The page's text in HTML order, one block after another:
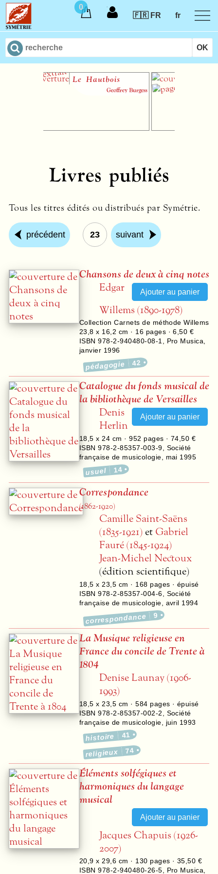
0
🇫🇷 FR
fr
Le Hautbois
Geoffrey Burgess
Livres publiés
Tous les titres édités ou distribués par Symétrie.
précédent 23 suivant
Chansons de deux à cinq notes
Edgar
Willems (1890-1978)
Collection Carnets de méthode Willems
23,8 x 16,2 cm · 16 pages ·6,50 €
ISBN 978-2-940480-08-1
Pro Musica
janvier 1996
pédagogie 42
Catalogue du fonds musical de
la bibliothèque de Versailles
Denis
Herlin
18,5 x 24 cm ·952 pages · 74,50 €
ISBN 978-2-85357-003-9
Société
française de musicologie
mai 1995
usuel 14
Correspondance
(1862-1920)
Camille Saint-Saëns
(1835-1921) et Gabriel
Fauré (1845-1924)
Jean-Michel Nectoux
(édition scientifique)
18,5 x 23,5 cm · 168 pages · épuisé
ISBN 978-2-85357-004-6
Société
française de musicologie
avril 1994
correspondance 9
La Musique religieuse en
France du concile de Trente à
1804
Denise Launay (1906-
1993)
18,5 x 23,5 cm ·584 pages · épuisé
ISBN 978-2-85357-002-2
Société
française de musicologie
juin 1993
histoire 41
religieux 74
Éléments solfégiques et
harmoniques du langage
musical
Jacques Chapuis (1926-
2007)
20,9 x 29,6 cm · 130 pages · 35,50 €
ISBN 978-2-940480-26-5
Pro Musica